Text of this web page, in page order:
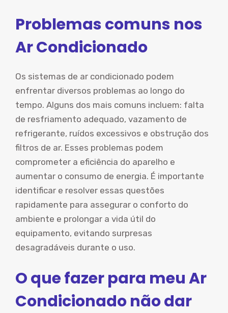
Problemas comuns nos
Ar Condicionado
Os sistemas de ar condicionado podem
enfrentar diversos problemas ao longo do
tempo. Alguns dos mais comuns incluem: falta
de resfriamento adequado, vazamento de
refrigerante, ruídos excessivos e obstrução dos
filtros de ar. Esses problemas podem
comprometer a eficiência do aparelho e
aumentar o consumo de energia. É importante
identificar e resolver essas questões
rapidamente para assegurar o conforto do
ambiente e prolongar a vida útil do
equipamento, evitando surpresas
desagradáveis durante o uso.
O que fazer para meu Ar
Condicionado não dar